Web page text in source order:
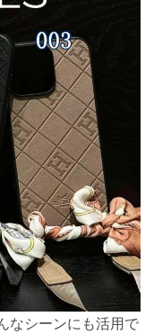
なシーンにも活用で